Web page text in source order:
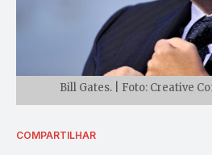
Bill Gates. | Foto: Creative
COMPARTILHAR